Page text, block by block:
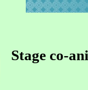
Stage co-